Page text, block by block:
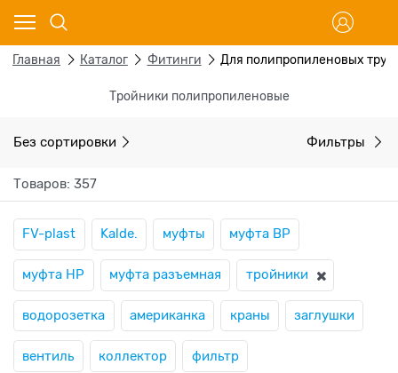
Главная Каталог Фитинги Для полипропиленовых труб
Тройники полипропиленовые
Без сортировки Фильтры
Товаров: 357
FV-plast Kalde. муфты муфта ВР
муфта НР муфта разъемная тройники
водорозетка американка краны заглушки
вентиль коллектор фильтр